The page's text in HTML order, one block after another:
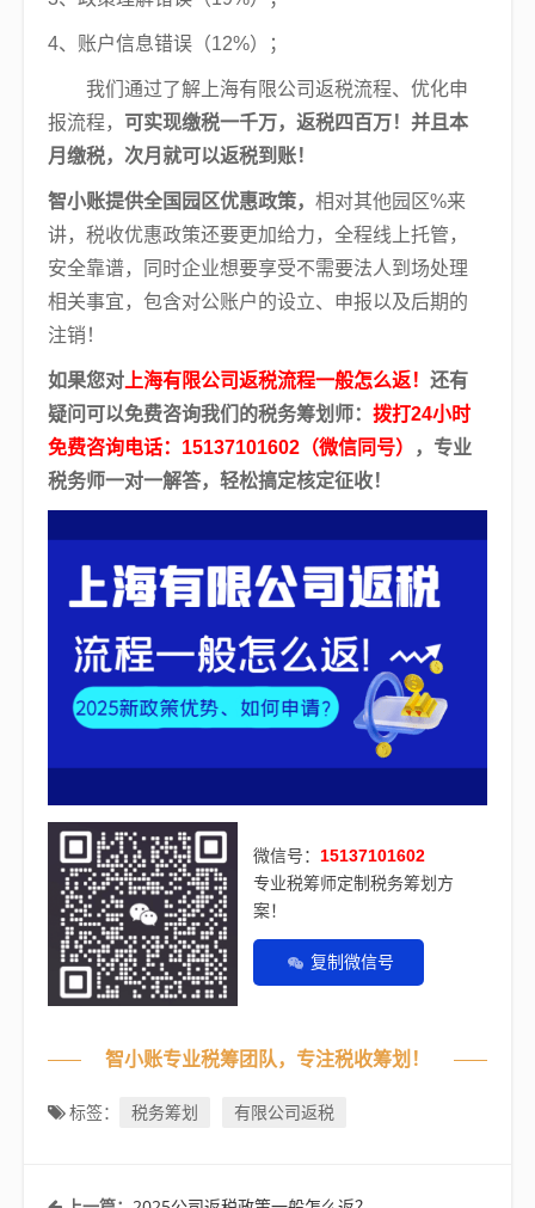
4、账户信息错误（12%）；
我们通过了解上海有限公司返税流程、优化申
报流程， 可实现缴税一千万，返税四百万！并且本
月缴税，次月就可以返税到账！
智小账提供全国园区优惠政策，相对其他园区%来
讲，税收优惠政策还要更加给力，全程线上托管，
安全靠谱，同时企业想要享受不需要法人到场处理
相关事宜，包含对公账户的设立、申报以及后期的
注销！
如果您对 上海有限公司返税流程一般怎么返！还有
疑问可以免费咨询我们的税务筹划师：拨打24小时
免费咨询电话：15137101602（微信同号）
，专业
税务师一对一解答，轻松搞定核定征收！
微信号：15137101602
专业税筹师定制税务筹划方
案！
复制微信号
智小账专业税筹团队，专注税收筹划！
标签： 税务筹划 有限公司返税